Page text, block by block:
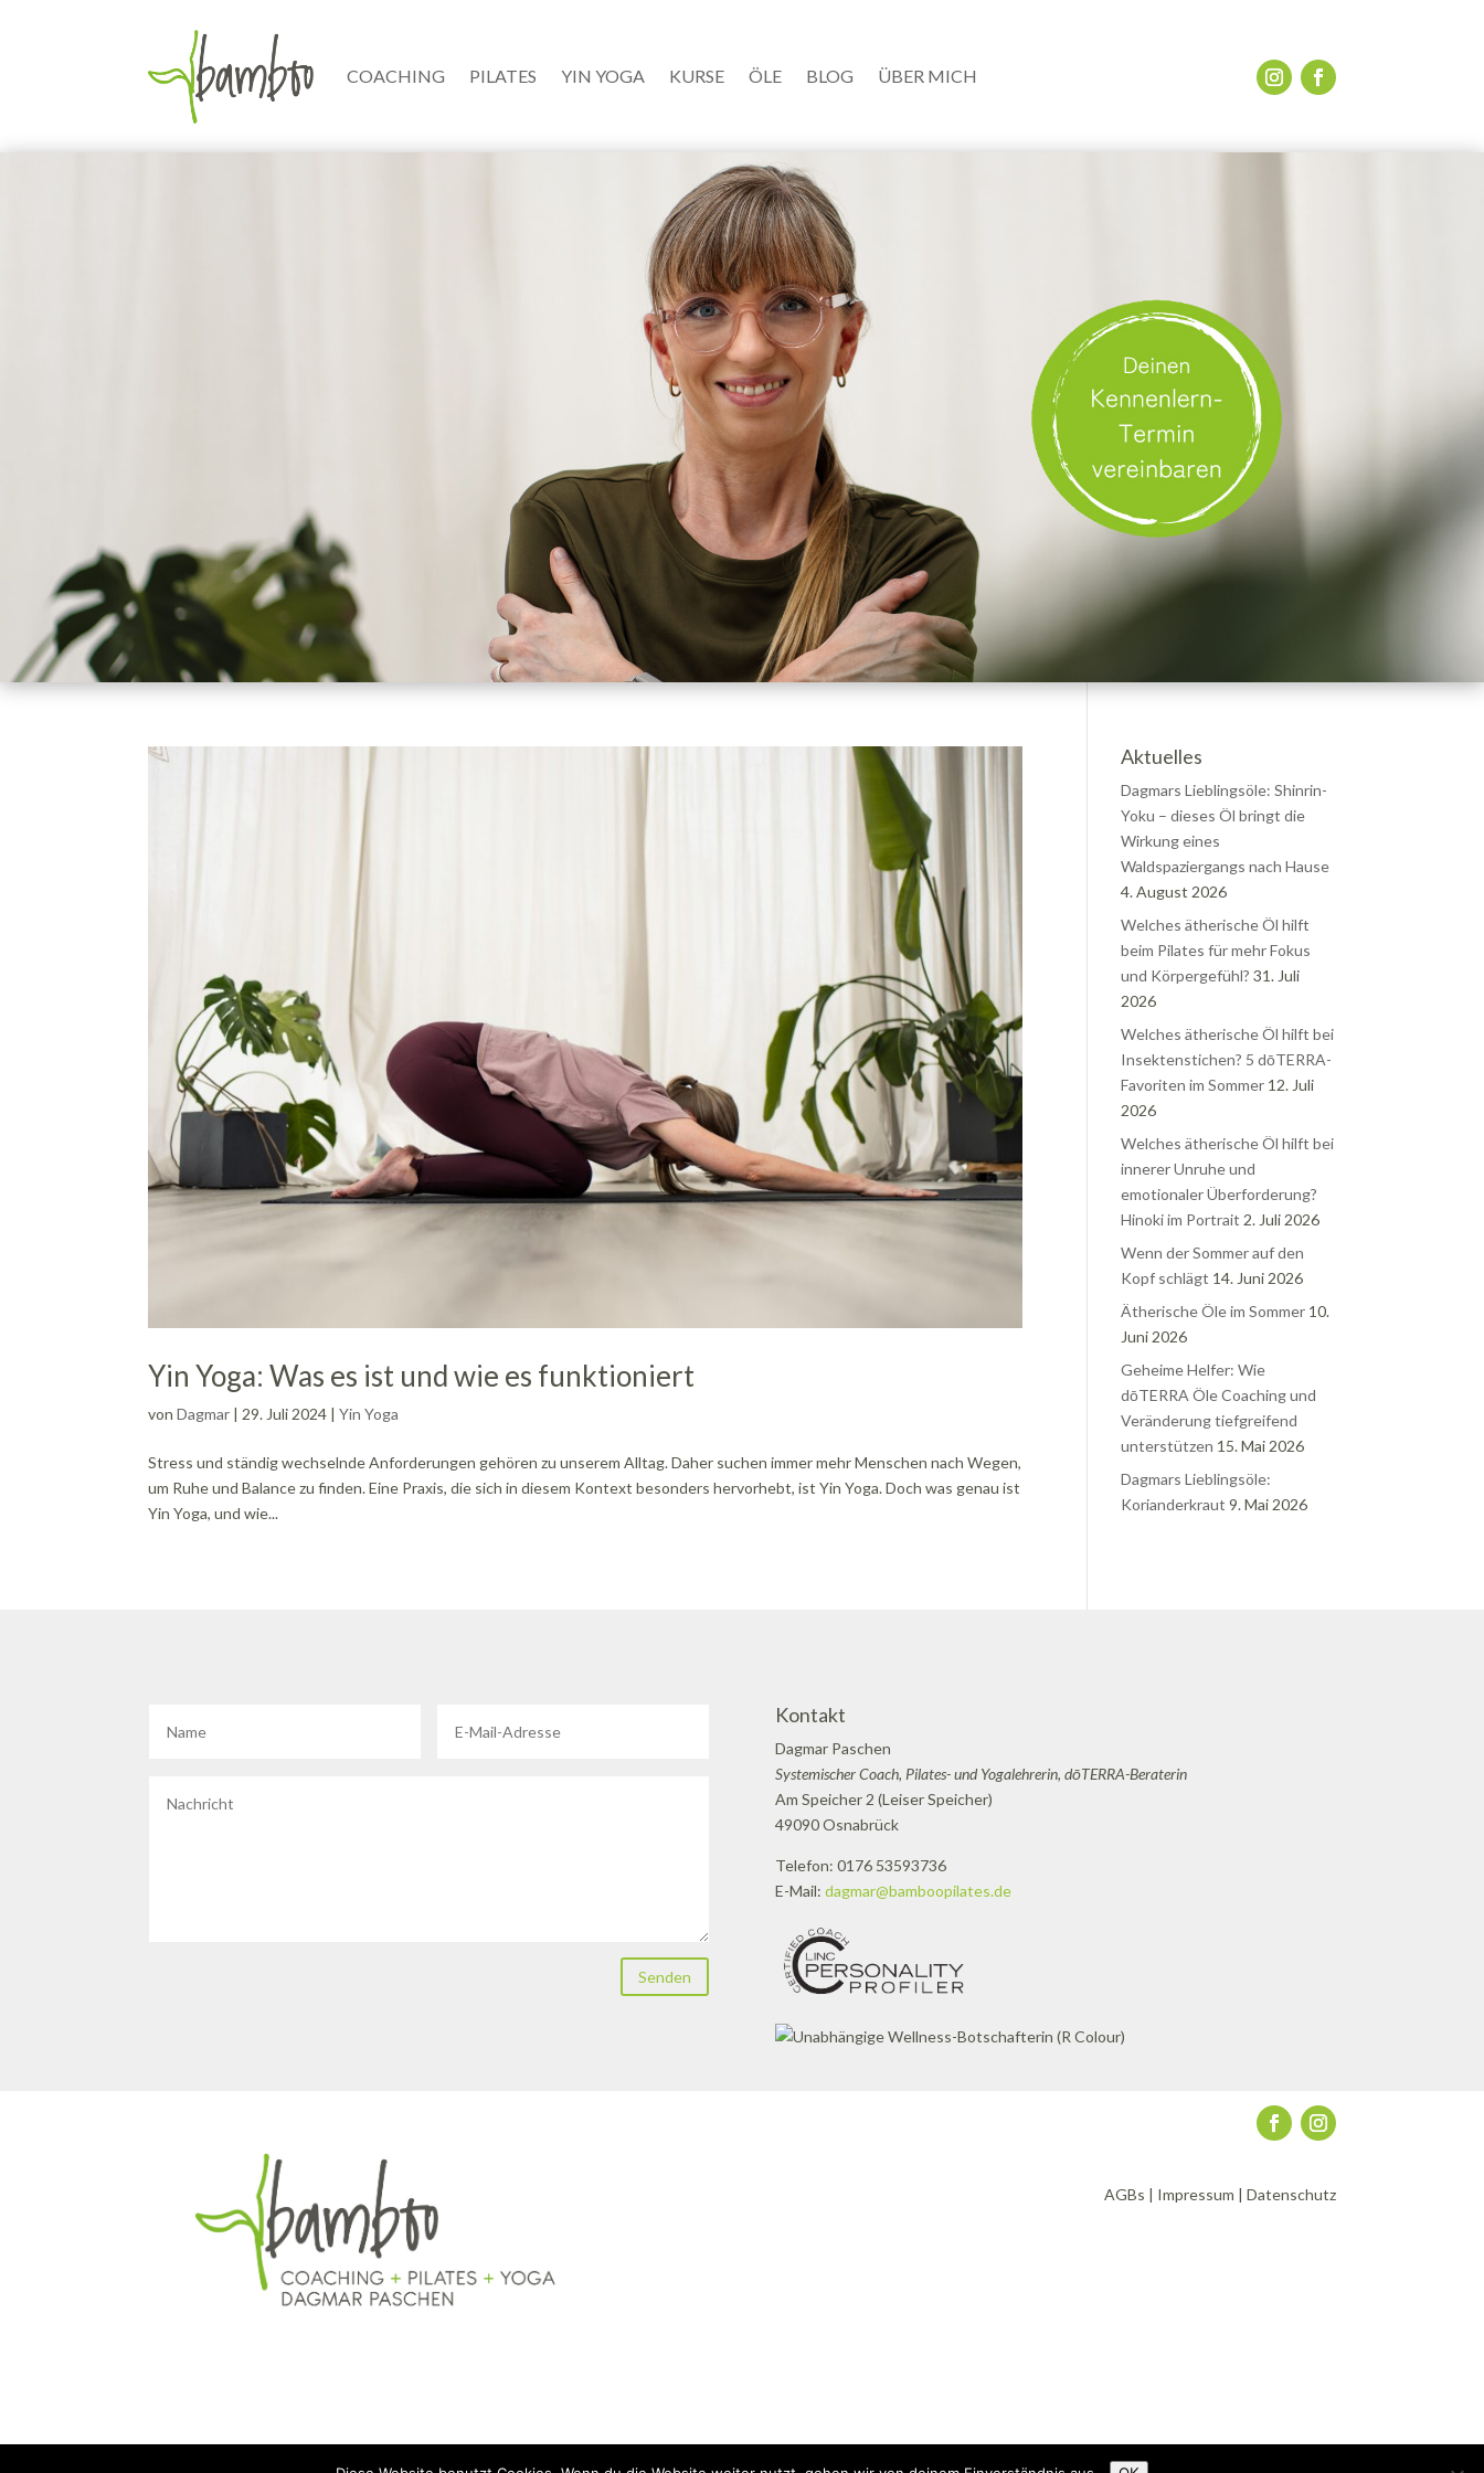
COACHING PILATES YIN YOGA KURSE ÖLE BLOG ÜBER MICH
Yin Yoga: Was es ist und wie es funktioniert
vonDagmar |29. Juli 2024 |Yin Yoga
Stress und ständig wechselnde Anforderungen gehören zu unserem Alltag. Daher suchen immer mehr Menschen nach Wegen,
um Ruhe und Balance zu finden. Eine Praxis, die sich in diesem Kontext besonders hervorhebt, ist Yin Yoga. Doch was genau ist
Yin Yoga, und wie...
Aktuelles
Dagmars Lieblingsöle: Shinrin-
Yoku – dieses Öl bringt die
Wirkung eines
Waldspaziergangs nach Hause
4. August 2026
Welches ätherische Öl hilft
beim Pilates für mehr Fokus
und Körpergefühl? 31. Juli
2026
Welches ätherische Öl hilft bei
Insektenstichen? 5 dōTERRA-
Favoriten im Sommer 12. Juli
2026
Welches ätherische Öl hilft bei
innerer Unruhe und
emotionaler Überforderung?
Hinoki im Portrait 2. Juli 2026
Wenn der Sommer auf den
Kopf schlägt 14. Juni 2026
Ätherische Öle im Sommer 10.
Juni 2026
Geheime Helfer: Wie
dōTERRA Öle Coaching und
Veränderung tiefgreifend
unterstützen 15. Mai 2026
Dagmars Lieblingsöle:
Korianderkraut 9. Mai 2026
Senden
Kontakt
Dagmar Paschen
Systemischer Coach, Pilates- und Yogalehrerin, dōTERRA-Beraterin
Am Speicher 2 (Leiser Speicher)
49090 Osnabrück
Telefon: 0176 53593736
E-Mail: dagmar@bamboopilates.de
AGBs | Impressum | Datenschutz